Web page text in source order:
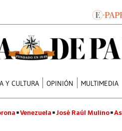
Y CULTURA OPINIÓN MULTIMEDIA
Venezuela José Raúl Mulino